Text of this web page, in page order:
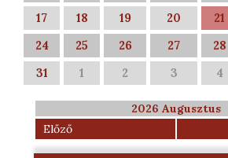
17
18 19 20 21
24
25 26 27 28
31
1 2 3 4
2026 Augusztus
Előző